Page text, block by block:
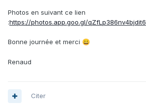
Photos en suivant ce lien
:https://photos.app.goo.gl/qZfLp386nv4bjdit6
Bonne journée et merci 😀
Renaud
Citer